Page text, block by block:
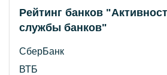
Рейтинг банков
службы банков"
СберБанк
ВТБ